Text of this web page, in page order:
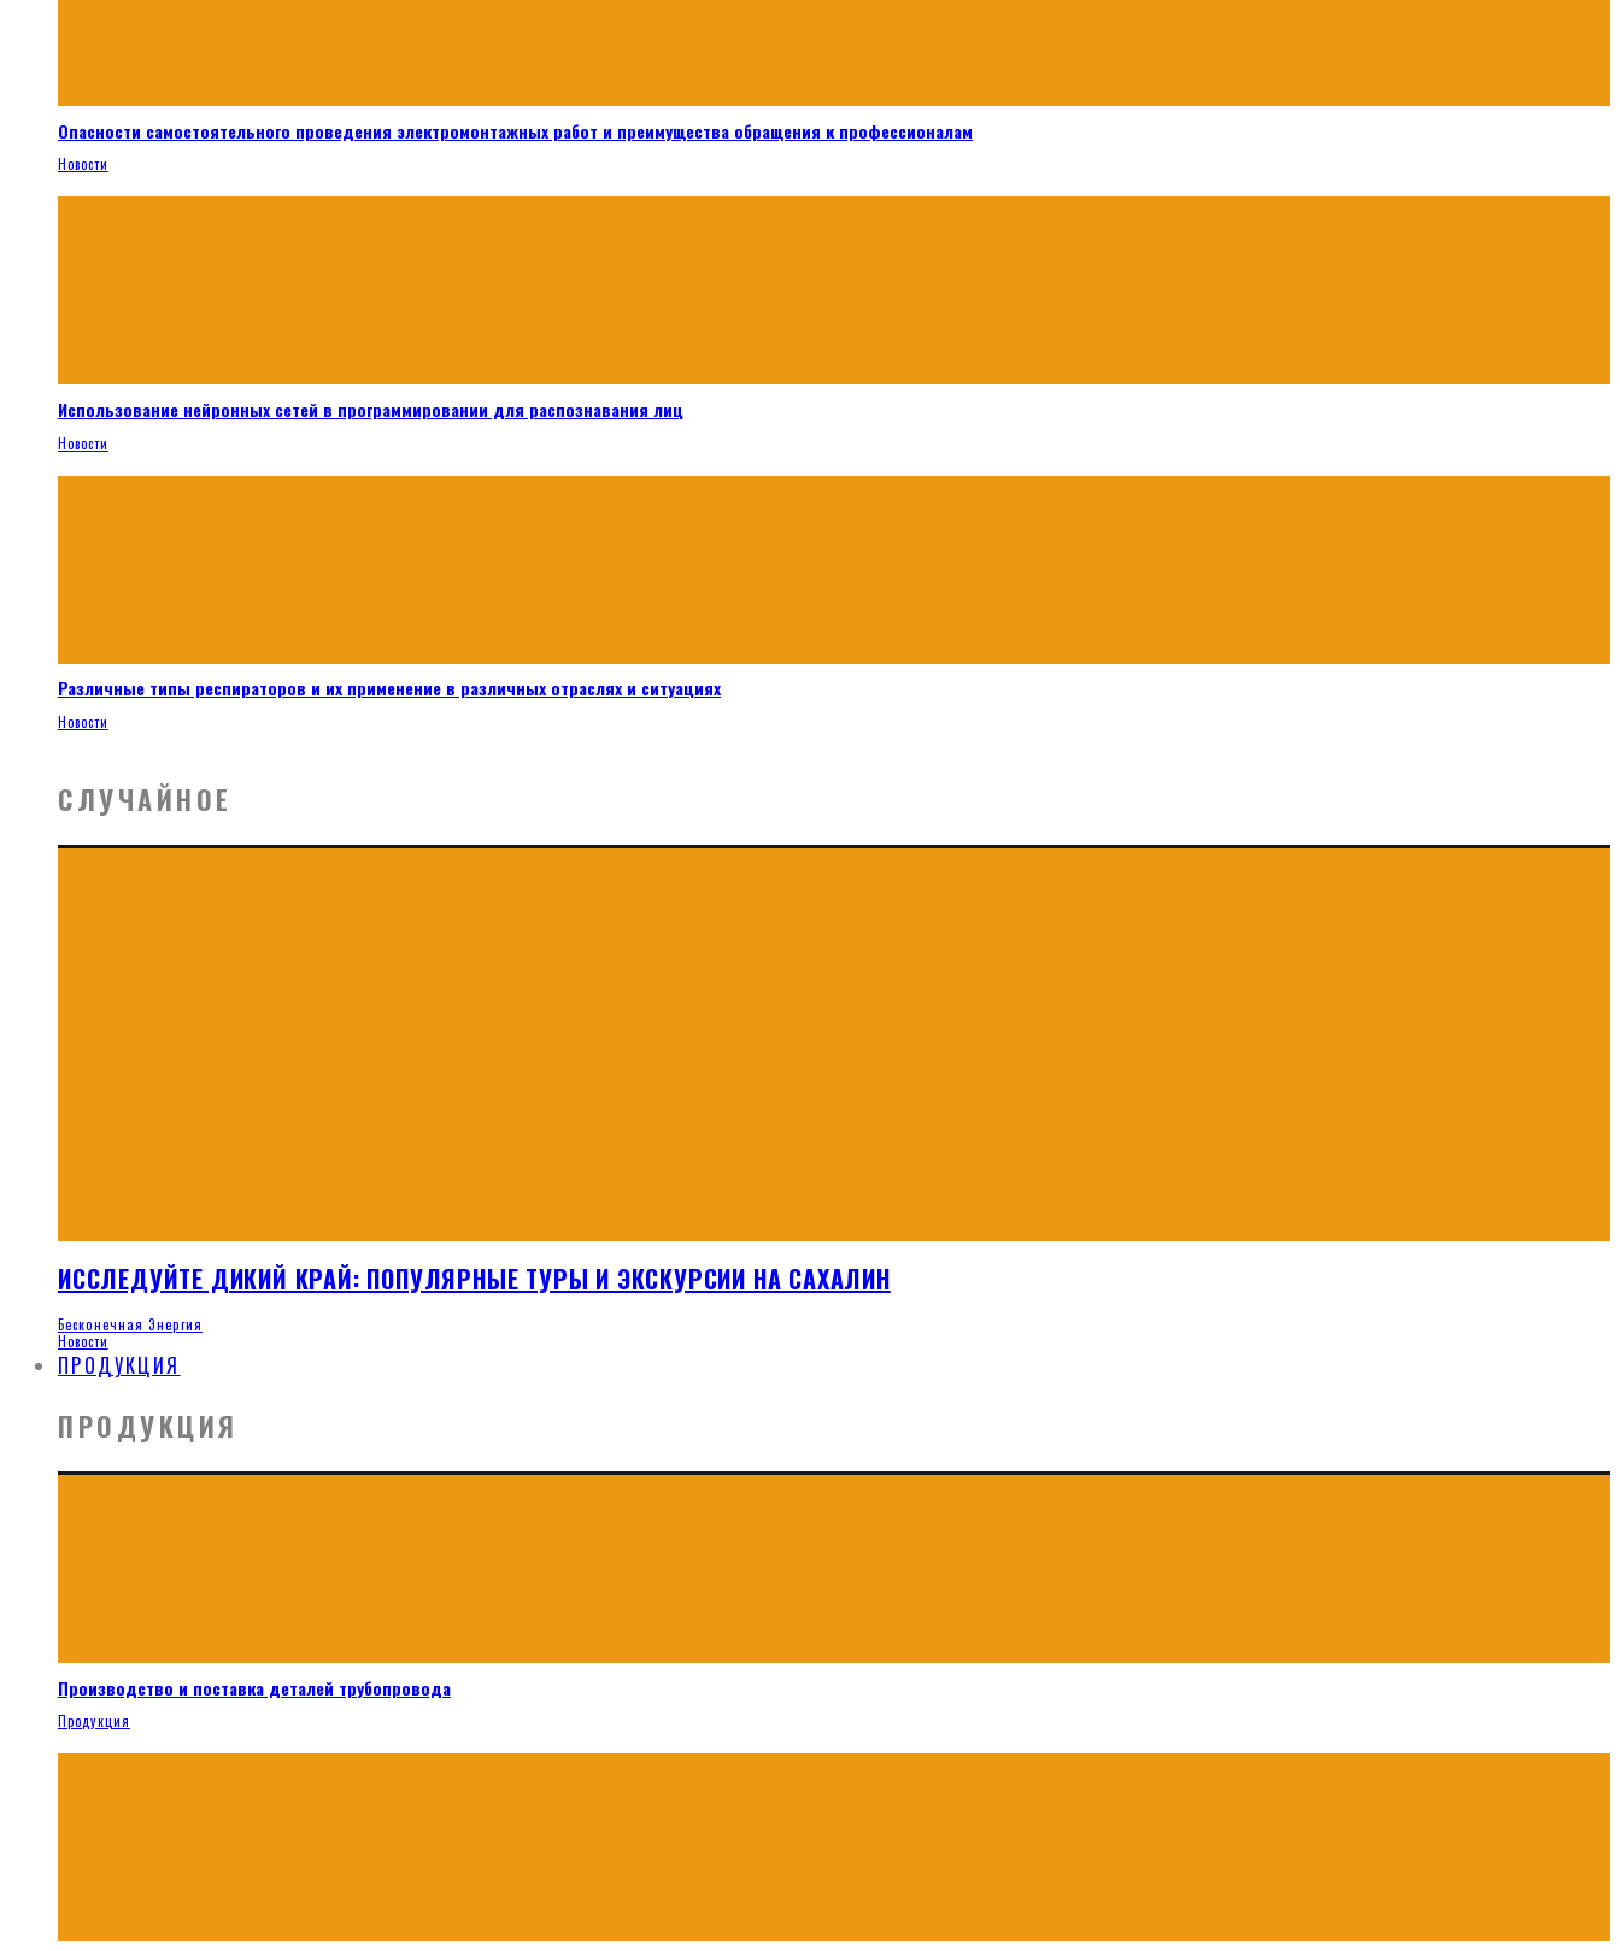
Опасности самостоятельного проведения электромонтажных работ и преимущества обращения к профессионалам
Новости
Использование нейронных сетей в программировании для распознавания лиц
Новости
Различные типы респираторов и их применение в различных отраслях и ситуациях
Новости
СЛУЧАЙНОЕ
ИССЛЕДУЙТЕ ДИКИЙ КРАЙ: ПОПУЛЯРНЫЕ ТУРЫ И ЭКСКУРСИИ НА САХАЛИН
Бесконечная Энергия
Новости
ПРОДУКЦИЯ
ПРОДУКЦИЯ
Производство и поставка деталей трубопровода
Продукция